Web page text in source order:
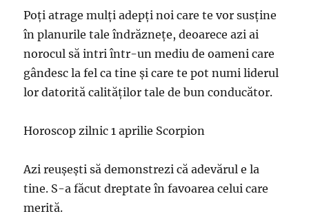
Poţi atrage mulţi adepţi noi care te vor susţine
în planurile tale îndrăzneţe, deoarece azi ai
norocul să intri într-un mediu de oameni care
gândesc la fel ca tine şi care te pot numi liderul
lor datorită calităţilor tale de bun conducător.
Horoscop zilnic 1 aprilie Scorpion
Azi reuşeşti să demonstrezi că adevărul e la
tine. S-a făcut dreptate în favoarea celui care
merită.